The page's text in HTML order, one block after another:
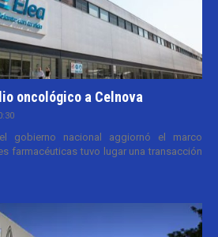
oncológico a Celnova
gobierno nacional aggiornó el marco
farmacéuticas tuvo lugar una transacción